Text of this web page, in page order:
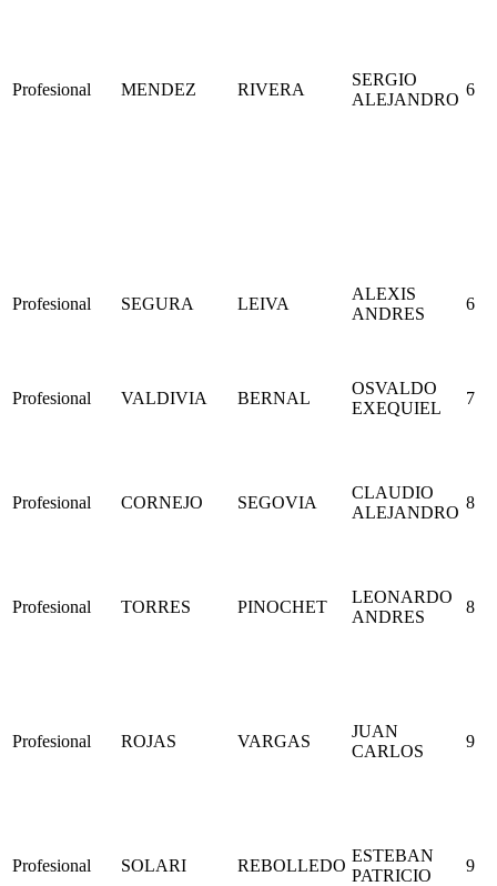
Profesional MENDEZ RIVERA
SERGIO
ALEJANDRO
6
Profesional SEGURA LEIVA
ALEXIS
ANDRES
6
Profesional VALDIVIA BERNAL
OSVALDO
EXEQUIEL
7
Profesional CORNEJO SEGOVIA
CLAUDIO
ALEJANDRO
8
Profesional TORRES PINOCHET
LEONARDO
ANDRES
8
Profesional ROJAS VARGAS
JUAN
CARLOS
9
Profesional SOLARI REBOLLEDO
ESTEBAN
PATRICIO
9